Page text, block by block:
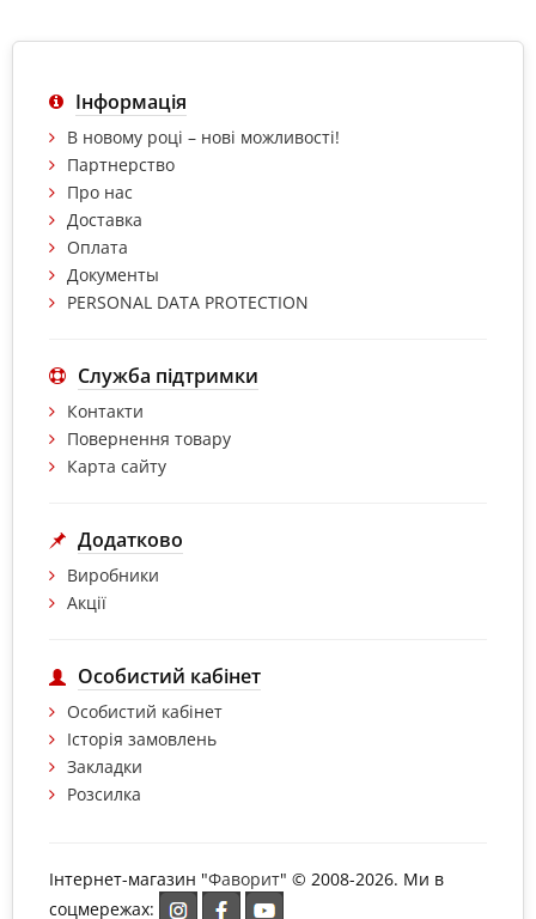
Інформація
В новому році – нові можливості!
Партнерство
Про нас
Доставка
Оплата
Документы
PERSONAL DATA PROTECTION
Служба підтримки
Контакти
Повернення товару
Карта сайту
Додатково
Виробники
Акції
Особистий кабінет
Особистий кабінет
Історія замовлень
Закладки
Розсилка
Інтернет-магазин "Фаворит" © 2008-2026. Ми в
соцмережах: